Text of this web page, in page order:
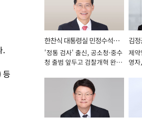
.
등
한찬식 대통령실 민정수석비
서관
'정통 검사' 출신, 공소청·중수
청 출범 앞두고 검찰개혁 완수
김
표이
제
영